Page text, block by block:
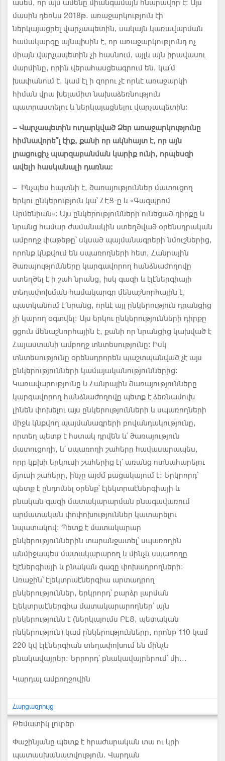
ասեմ, որ այս ամենը միանգամայն հնարավոր է։ Այս
մասին դեռևս 2018թ. առաջարկություն էի
ներկայացրել վարչապետին, սակայն կառավարման
համակարգը այնպիսին է, որ առաջարկությունդ ոչ
միայն վարչապետին չի հասնում, այլև այն իրավասու
մարմինը, որին վերահասցեագրում են, կա՛մ
խափանում է, կամ էլ ի զորու չէ որևէ առաջարկի
հիման վրա խելամիտ նախաձեռնություն
պատրաստելու և ներկայացնելու վարչապետին:
– Վարչապետին ուղարկված Ձեր առաջարկությունը
հիմնավորե՞լ էիք, քանի որ ակնհայտ է, որ այն
լրացուցիչ պարզաբանման կարիք ունի, որպեսզի
ավելի հասկանալի դառնա:
– Ինչպես հայտնի է, ծառայություններ մատուցող
երկու ընկերություն կա՝ ՀԷՑ-ը և «Գազպրոմ
Արմենիան»: Այս ընկերությունների ունեցած դիրքը և
նրանց համար ժամանակին ստեղծված օրենսդրական
ամբողջ փաթեթը՝ սկսած պայմանագրերի նմուշներից,
որոնք կնքվում են սպառողների հետ, Հանրային
ծառայությունները կարգավորող հանձնաժողովը
ստեղծել է ի շահ նրանց, իսկ գազի և էլէներգիայի
տեղափոխման համակարգը մենաշնորհային է,
պատկանում է նրանց, որևէ այլ ընկերություն դրանցից
չի կարող օգտվել: Այս երկու ընկերությունների դիրքը
ցցուն մենաշնորհային է, քանի որ նրանցից կախված է
Հայաստանի ամբողջ տնտեսությունը: Իսկ
տնտեսությունը օրենսդրորեն պաշտպանված չէ այս
ընկերությունների կամայականություններից:
Կառավարությունը և Հանրային ծառայությունները
կարգավորող հանձնաժողովը պետք է ձեռնամուխ
լինեն փոխելու այս ընկերությունների և սպառողների
միջև կնքվող պայմանագրերի բովանդակությունը,
որտեղ պետք է հստակ դրվեն և՛ ծառայություն
մատուցողի, և՛ սպառողի շահերը հավասարապես,
որը կբխի երկուսի շահերից էլ՝ առանց ոտնահարելու
մյուսի շահերը, ինչը այժմ բացակայում է: Երկրորդ՝
պետք է ընդունել օրենք՝ էլեկտրաէներգիայի և
բնական գազի մատակարարման բնագավառում
արմատական փոփոխություններ կատարելու
նպատակով: Պետք է մատակարար
ընկերություններին տարանջատել՝ սպառողին
անմիջապես մատակարարող և մինչև սպառողը
էլէներգիայի և բնական գազը փոխադրողների:
Առաջին՝ էլեկտրաէներգիա արտադրող
ընկերություններ, երկրորդ՝ բարձր լարման
էլեկտրաէներգիա մատակարարողներ՝ այն
ընկերությունն է (ներկայումս ԲԷՑ, պետական
ընկերություն) կամ ընկերությունները, որոնք 110 կամ
220 կվ էլէներգիան տեղափոխում են մինչև
բնակավայրեր: Երրորդ՝ բնակավայրերում՝ մի...
Կարդալ ամբողջովին
Հարցազրույց
Թեմատիկ լուրեր
Փաշինյանը պետք է հրաժարական տա ու կրի
պատասխանատվություն. Վարդան